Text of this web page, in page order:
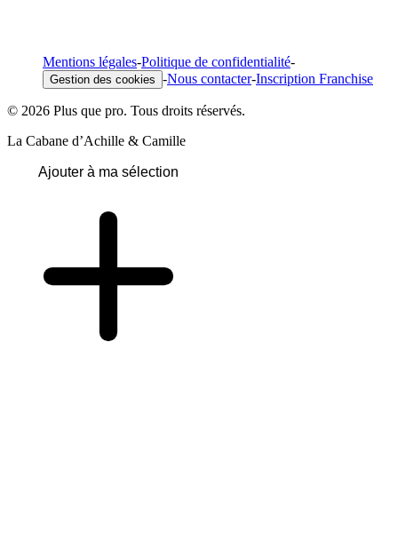
Mentions légales-Politique de confidentialité-
Gestion des cookies -Nous contacter-Inscription Franchise
© 2026 Plus que pro. Tous droits réservés.
La Cabane d’Achille & Camille
Ajouter à ma sélection